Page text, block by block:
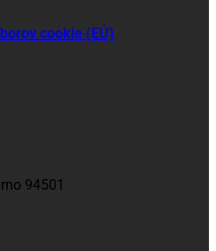
cookie (EÚ)
94501